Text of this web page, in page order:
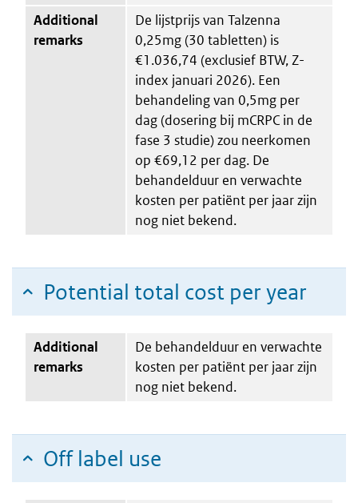
Additional
remarks
De lijstprijs van Talzenna
0,25mg (30 tabletten) is
€1.036,74 (exclusief BTW, Z-
index januari 2026). Een
behandeling van 0,5mg per
dag (dosering bij mCRPC in de
fase 3 studie) zou neerkomen
op €69,12 per dag. De
behandelduur en verwachte
kosten per patiënt per jaar zijn
nog niet bekend.
Potential total cost per year
Additional
remarks
De behandelduur en verwachte
kosten per patiënt per jaar zijn
nog niet bekend.
Off label use